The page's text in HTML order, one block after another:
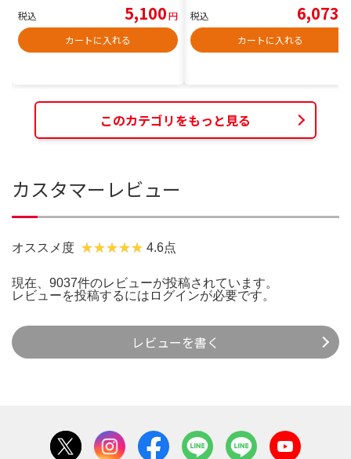
税込 5,100円
カートに入れる
税込 6,073
カートに入れる
このカテゴリをもっと見る
カスタマーレビュー
オススメ度 4.6点
現在、9037件のレビューが投稿されています。
レビューを投稿するには ログインが必要です。
レビューを書く